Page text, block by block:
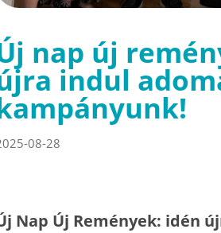
nap új
indul
08-28
Nap Új Remények: idén